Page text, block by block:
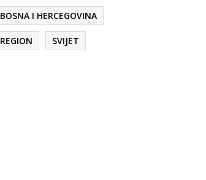
BOSNA I HERCEGOVINA
REGION SVIJET